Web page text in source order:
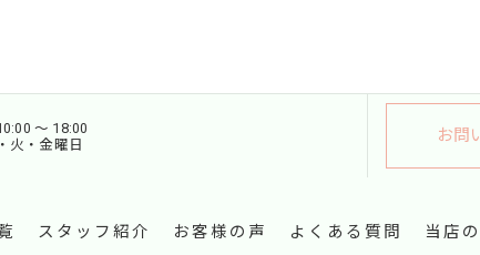
〜 18:00
火・金曜日
お問
スタッフ紹介 お客様の声 よくある質問 当店